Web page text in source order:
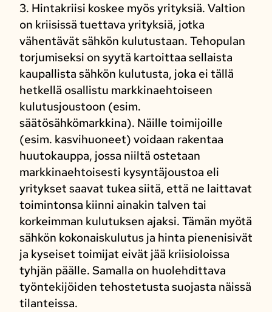
3. Hintakriisi koskee myös yrityksiä. Valtion
on kriisissä tuettava yrityksiä, jotka
vähentävät sähkön kulutustaan. Tehopulan
torjumiseksi on syytä kartoittaa sellaista
kaupallista sähkön kulutusta, joka ei tällä
hetkellä osallistu markkinaehtoiseen
kulutusjoustoon (esim.
säätösähkömarkkina). Näille toimijoille
(esim. kasvihuoneet) voidaan rakentaa
huutokauppa, jossa niiltä ostetaan
markkinaehtoisesti kysyntäjoustoa eli
yritykset saavat tukea siitä, että ne laittavat
toimintonsa kiinni ainakin talven tai
korkeimman kulutuksen ajaksi. Tämän myötä
sähkön kokonaiskulutus ja hinta pienenisivät
ja kyseiset toimijat eivät jää kriisioloissa
tyhjän päälle. Samalla on huolehdittava
työntekijöiden tehostetusta suojasta näissä
tilanteissa.